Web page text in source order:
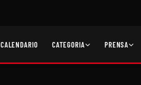
CALENDARIO CATEGORIA PRENSA